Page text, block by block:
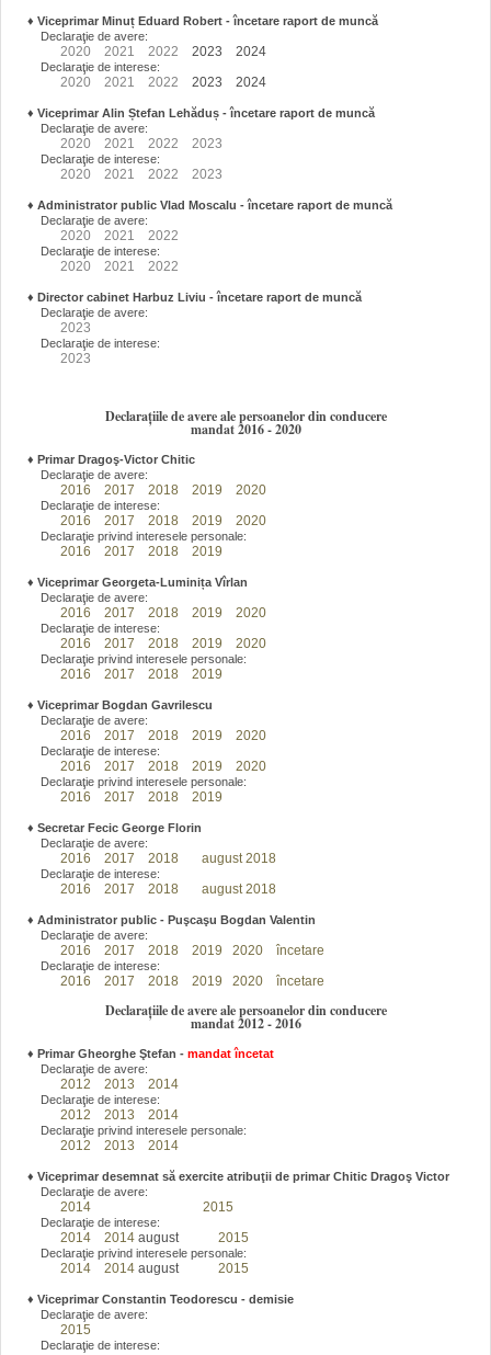
♦ Viceprimar Minuț Eduard Robert - încetare raport de muncă
Declaraţie de avere:
2020 2021 2022 2023 2024
Declaraţie de interese:
2020 2021 2022 2023 2024
♦ Viceprimar Alin Ștefan Lehăduș - încetare raport de muncă
Declaraţie de avere:
2020 2021 2022 2023
Declaraţie de interese:
2020 2021 2022 2023
♦ Administrator public Vlad Moscalu - încetare raport de muncă
Declaraţie de avere:
2020 2021 2022
Declaraţie de interese:
2020 2021 2022
♦ Director cabinet Harbuz Liviu - încetare raport de muncă
Declaraţie de avere:
2023
Declaraţie de interese:
2023
Declarațiile de avere ale persoanelor din conducere
mandat 2016 - 2020
♦ Primar Dragoş-Victor Chitic
Declaraţie de avere:
2016 2017 2018 2019 2020
Declaraţie de interese:
2016 2017 2018 2019 2020
Declaraţie privind interesele personale:
2016 2017 2018 2019
♦ Viceprimar Georgeta-Luminița Vîrlan
Declaraţie de avere:
2016 2017 2018 2019 2020
Declaraţie de interese:
2016 2017 2018 2019 2020
Declaraţie privind interesele personale:
2016 2017 2018 2019
♦ Viceprimar Bogdan Gavrilescu
Declaraţie de avere:
2016 2017 2018 2019 2020
Declaraţie de interese:
2016 2017 2018 2019 2020
Declaraţie privind interesele personale:
2016 2017 2018 2019
♦ Secretar Fecic George Florin
Declaraţie de avere:
2016 2017 2018 august 2018
Declaraţie de interese:
2016 2017 2018 august 2018
♦ Administrator public - Puşcaşu Bogdan Valentin
Declaraţie de avere:
2016 2017 2018 2019 2020 încetare
Declaraţie de interese:
2016 2017 2018 2019 2020 încetare
Declarațiile de avere ale persoanelor din conducere
mandat 2012 - 2016
♦ Primar Gheorghe Ştefan - mandat încetat
Declaraţie de avere:
2012 2013 2014
Declaraţie de interese:
2012 2013 2014
Declaraţie privind interesele personale:
2012 2013 2014
♦ Viceprimar desemnat să exercite atribuţii de primar Chitic Dragoş Victor
Declaraţie de avere:
2014 2015
Declaraţie de interese:
2014 2014 august 2015
Declaraţie privind interesele personale:
2014 2014 august 2015
♦ Viceprimar Constantin Teodorescu - demisie
Declaraţie de avere:
2015
Declaraţie de interese: